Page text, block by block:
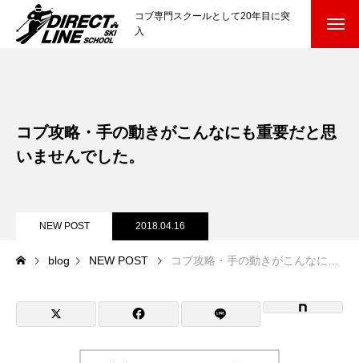
コブ専門スクールとして20年目に突
入
参加までの流れ
参加費のお支払い
各会場の集合場所
スキー場から選ぶ Ski Area
コブ攻略・手の動きがこんなにも重要だと思
いませんでした。
NEW POST 2018.04.16
blog NEW POST コブ攻略・手の動きがこんなにも重要だと思いませんでした。